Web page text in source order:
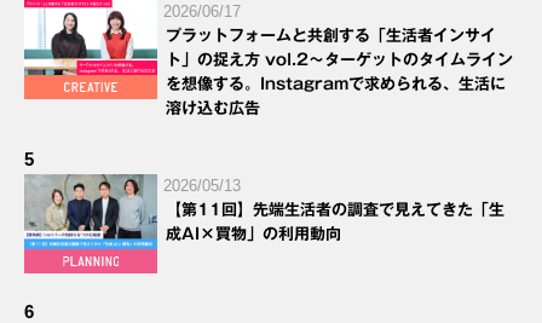
2026/06/17
プラットフォームと共創する「生活者インサイ
ト」の捉え方 vol.2～ターゲットのタイムライン
を想像する。Instagramで求められる、生活に
溶け込む広告
5
2026/05/13
【第11回】先端生活者の調査で見えてきた「生
成AI×買物」の利用動向
6